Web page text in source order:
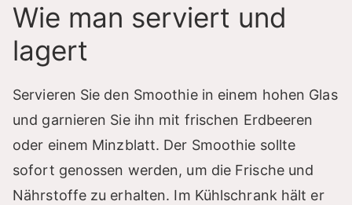
Wie man serviert und
lagert
Servieren Sie den Smoothie in einem hohen Glas
und garnieren Sie ihn mit frischen Erdbeeren
oder einem Minzblatt. Der Smoothie sollte
sofort genossen werden, um die Frische und
Nährstoffe zu erhalten. Im Kühlschrank hält er